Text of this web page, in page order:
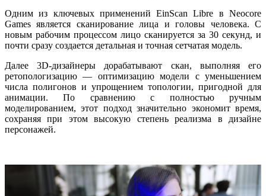
Одним из ключевых применений EinScan Libre в Neocore
Games является сканирование лица и головы человека. С
новым рабочим процессом лицо сканируется за 30 секунд, и
почти сразу создается детальная и точная сетчатая модель.
Далее 3D-дизайнеры дорабатывают скан, выполняя его
ретопологизацию — оптимизацию модели с уменьшением
числа полигонов и упрощением топологии, пригодной для
анимации. По сравнению с полностью ручным
моделированием, этот подход значительно экономит время,
сохраняя при этом высокую степень реализма в дизайне
персонажей.